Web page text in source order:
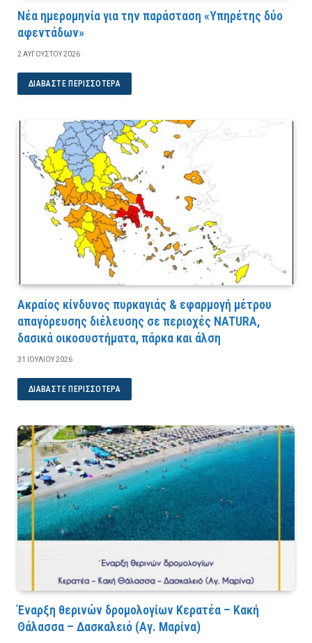
Νέα ημερομηνία για την παράσταση «Υπηρέτης δύο
αφεντάδων»
2 ΑΥΓΟΎΣΤΟΥ 2026
ΔΙΑΒΆΣΤΕ ΠΕΡΙΣΣΌΤΕΡΑ
Ακραίος κίνδυνος πυρκαγιάς & εφαρμογή μέτρου
απαγόρευσης διέλευσης σε περιοχές NATURA,
δασικά οικοσυστήματα, πάρκα και άλση
31 ΙΟΥΛΊΟΥ 2026
ΔΙΑΒΆΣΤΕ ΠΕΡΙΣΣΌΤΕΡΑ
Έναρξη θερινών δρομολογίων Κερατέα – Κακή
Θάλασσα – Δασκαλειό (Αγ. Μαρίνα)